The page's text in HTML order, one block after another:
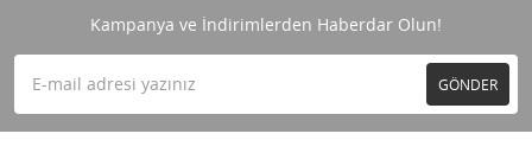
Kampanya ve İndirimlerden Haberdar Olun!
GÖNDER